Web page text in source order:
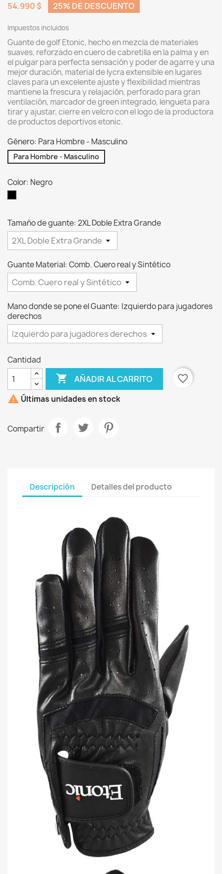
54.990 $
25% DE DESCUENTO
Impuestos incluidos
Guante de golf Etonic, hecho en mezcla de materiales
suaves, reforzado en cuero de cabretilla en la palma y en
el pulgar para perfecta sensación y poder de agarre y una
mejor duración, material de lycra extensible en lugares
claves para un excelente ajuste y flexibilidad mientras
mantiene la frescura y relajación, perforado para gran
ventilación, marcador de green integrado, lengueta para
tirar y ajustar, cierre en velcro con el logo de la productora
de productos deportivos etonic.
Género: Para Hombre - Masculino
Para Hombre - Masculino
Color: Negro
Tamaño de guante: 2XL Doble Extra Grande
Guante Material: Comb. Cuero real y Sintético
Mano donde se pone el Guante: Izquierdo para jugadores
derechos
Cantidad
 AÑADIR AL CARRITO
favorite_border
 Últimas unidades en stock
Compartir
Descripción Detalles del producto